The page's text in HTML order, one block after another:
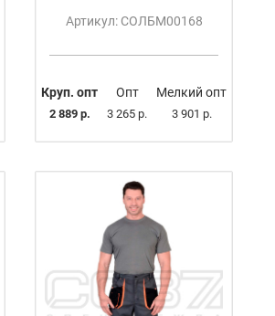
Артикул: СОЛБМ00168
Круп. опт
2 889 р.
Опт
3 265 р.
Мелкий опт
3 901 р.